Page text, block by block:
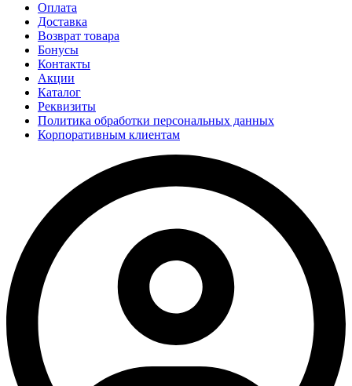
Оплата
Доставка
Возврат товара
Бонусы
Контакты
Акции
Каталог
Реквизиты
Политика обработки персональных данных
Корпоративным клиентам